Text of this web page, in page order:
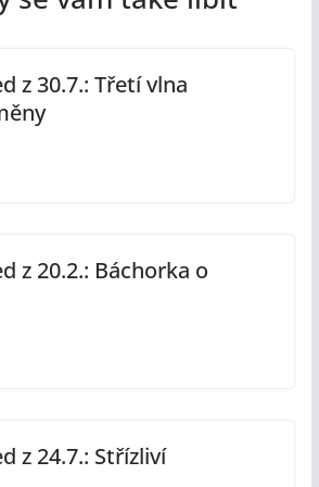
z 30.7.: Třetí vlna
z 20.2.: Báchorka o
z 24.7.: Střízliví